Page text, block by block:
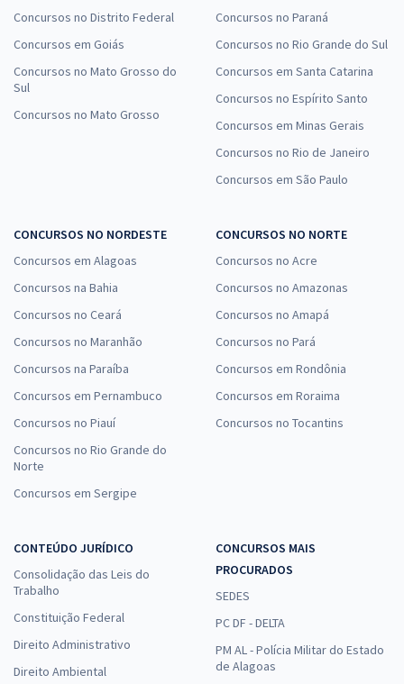
Concursos no Distrito Federal
Concursos em Goiás
Concursos no Mato Grosso do
Sul
Concursos no Mato Grosso
Concursos no Paraná
Concursos no Rio Grande do Sul
Concursos em Santa Catarina
Concursos no Espírito Santo
Concursos em Minas Gerais
Concursos no Rio de Janeiro
Concursos em São Paulo
CONCURSOS NO NORDESTE
Concursos em Alagoas
Concursos na Bahia
Concursos no Ceará
Concursos no Maranhão
Concursos na Paraíba
Concursos em Pernambuco
Concursos no Piauí
Concursos no Rio Grande do
Norte
Concursos em Sergipe
CONCURSOS NO NORTE
Concursos no Acre
Concursos no Amazonas
Concursos no Amapá
Concursos no Pará
Concursos em Rondônia
Concursos em Roraima
Concursos no Tocantins
CONTEÚDO JURÍDICO
Consolidação das Leis do
Trabalho
Constituição Federal
Direito Administrativo
Direito Ambiental
CONCURSOS MAIS
PROCURADOS
SEDES
PC DF - DELTA
PM AL - Polícia Militar do Estado
de Alagoas